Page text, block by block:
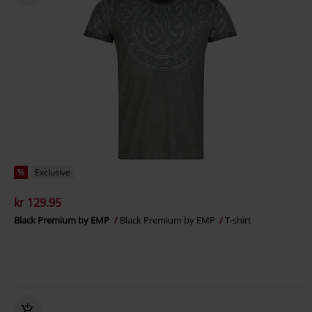
% Exclusive
kr 129.95
Black Premium by EMP Black Premium by EMP T-shirt